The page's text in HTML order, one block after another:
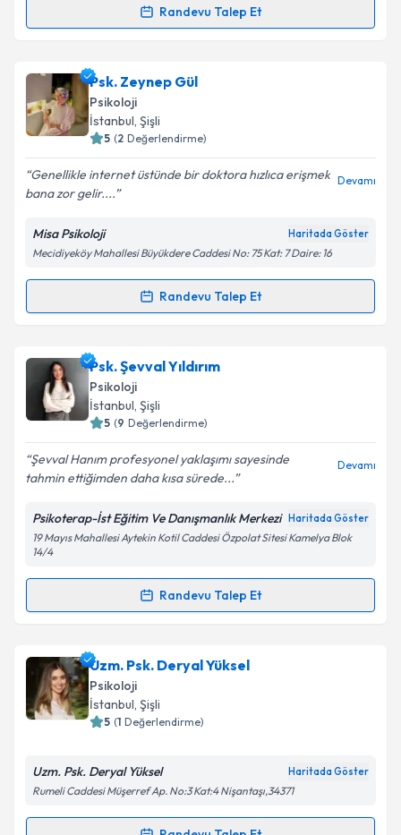
kapsamda işlenmesini kabul ediyorum.
Randevu Talep Et
Randevu Takvimi Talebi
Klinik Psikolog Dolunay Zümrüt Çetin
takvimi talebi oluşturun. Size bu uzmandan randevu
almanız için bir takvim hazırlandığında e-posta ile
bilgilendireceğiz.
E-posta Adresiniz
Kişisel verilerimin işlenmesine ilişkinAydınlatma
Metni'ni okudum ve kişisel verilerimin belirtilen
kapsamda işlenmesini kabul ediyorum.
Psk. Zeynep Gül
Psikoloji
İstanbul, Şişli
5 (2 Değerlendirme)
Genellikle internet üstünde bir doktora hızlıca erişmek
bana zor gelir....
Devamı
Misa Psikoloji Haritada Göster
Mecidiyeköy Mahallesi Büyükdere Caddesi No: 75 Kat: 7 Daire: 16
Randevu Talep Et
Randevu Takvimi Talebi
Psk. Zeynep Güliçin randevu takvimi talebi oluşturun.
Size bu uzmandan randevu almanız için bir takvim
hazırlandığında e-posta ile bilgilendireceğiz.
Kişisel verilerimin işlenmesine ilişkin Aydınlatma
Metni'ni okudum ve kişisel verilerimin belirtilen
Takvim Talebini Gönder
Psk. Şevval Yıldırım
Psikoloji
İstanbul, Şişli
5 (9 Değerlendirme)
Şevval Hanım profesyonel yaklaşımı sayesinde
tahmin ettiğimden daha kısa sürede...
Devamı
Psikoterap-İst Eğitim Ve Danışmanlık Merkezi Haritada Göster
19 Mayıs Mahallesi Aytekin Kotil Caddesi Özpolat Sitesi Kamelya Blok
14/4
Randevu Talep Et
Randevu Takvimi Talebi
Psk. Şevval Yıldırımiçin randevu takvimi talebi
oluşturun. Size bu uzmandan randevu almanız için bir
takvim hazırlandığında e-posta ile bilgilendireceğiz.
Kişisel verilerimin işlenmesine ilişkinAydınlatma
Uzm. Psk. Deryal Yüksel
Psikoloji
İstanbul, Şişli
5 (1 Değerlendirme)
Uzm. Psk. Deryal Yüksel Haritada Göster
Rumeli Caddesi Müşerref Ap. No:3 Kat:4 Nişantaşı,34371